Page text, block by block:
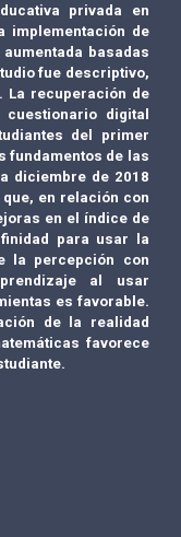
privada en
implementación de
basadas
fue descriptivo,
La recuperación de
digital
del primer
fundamentos de las
diciembre de 2018
en relación con
en el índice de
para usar la
la percepción con
al usar
es favorable.
de la realidad
favorece